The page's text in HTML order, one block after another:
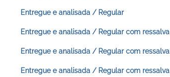
Entregue e analisada / Regular
Entregue e analisada / Regular com ressalva
Entregue e analisada / Regular com ressalva
Entregue e analisada / Regular com ressalva